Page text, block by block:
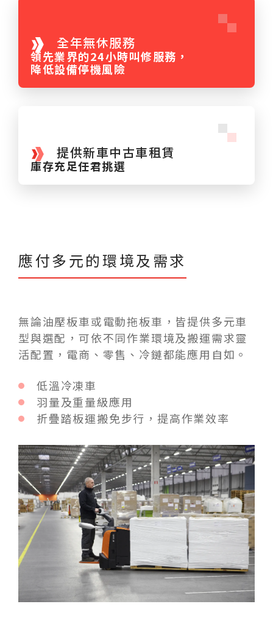
全年無休服務
領先業界的24小時叫修服務，
降低設備停機風險
提供新車中古車租賃
庫存充足任君挑選
應付多元的環境及需求
無論油壓板車或電動拖板車，皆提供多元車
型與選配，可依不同作業環境及搬運需求靈
活配置，電商、零售、冷鏈都能應用自如。
低溫冷凍車
羽量及重量級應用
折疊踏板運搬免步行，提高作業效率